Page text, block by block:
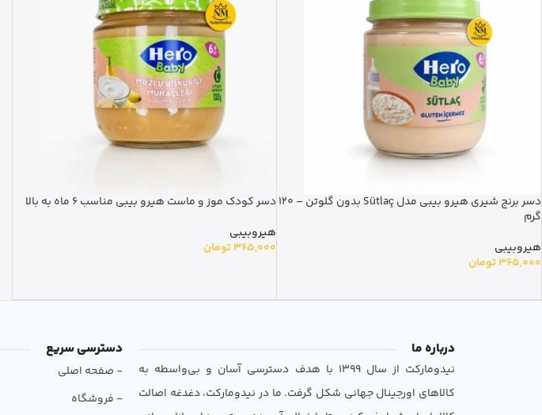
دسر برنج شیری هیرو بیبی مدل Sütlaç بدون گلوتن – 120
گرم
هیروبیبی
365,000تومان
دسر کودک موز و ماست هیرو بیبی مناسب 6 ماه به بالا
هیروبیبی
365,000تومان
درباره ما
نیدومارکت از سال 1399 با هدف دسترسی آسان و بی‌واسطه به
کالاهای اورجینال جهانی شکل گرفت. ما در نیدومارکت، دغدغه اصالت
دسترسی سریع
- صفحه اصلی
- فروشگاه